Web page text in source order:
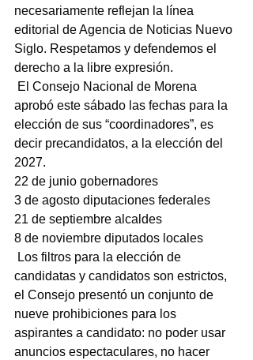
necesariamente reflejan la línea
editorial de Agencia de Noticias Nuevo
Siglo. Respetamos y defendemos el
derecho a la libre expresión.
El Consejo Nacional de Morena
aprobó este sábado las fechas para la
elección de sus “coordinadores”, es
decir precandidatos, a la elección del
2027.
22 de junio gobernadores
3 de agosto diputaciones federales
21 de septiembre alcaldes
8 de noviembre diputados locales
Los filtros para la elección de
candidatas y candidatos son estrictos,
el Consejo presentó un conjunto de
nueve prohibiciones para los
aspirantes a candidato: no poder usar
anuncios espectaculares, no hacer